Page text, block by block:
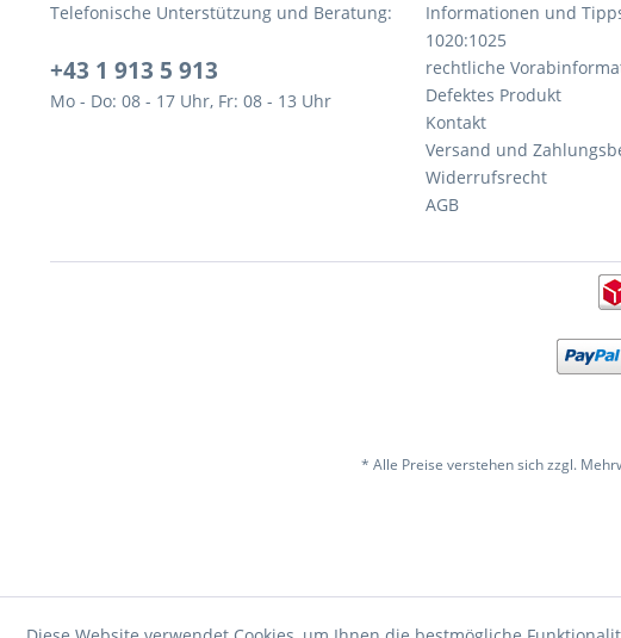
Telefonische Unterstützung und Beratung:
+43 1 913 5 913
Mo - Do: 08 - 17 Uhr, Fr: 08 - 13 Uhr
Informationen und
1020:1025
rechtliche
Defektes Produkt
Kontakt
Versand und
Widerrufsrecht
AGB
* Alle Preise verstehen sich zzgl.